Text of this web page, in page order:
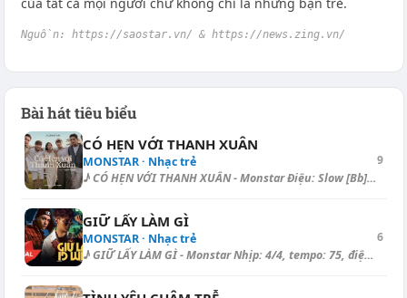
Nguồn: https://saostar.vn/ & https://news.zing.vn/
Bài hát tiêu biểu
CÓ HẸN VỚI THANH XUÂN
MONSTAR · Nhạc trẻ
♪ CÓ HẸN VỚI THANH XUÂN - Monstar Điệu: Slow [Bb] | [Am7] | [Gm7] | [Dm]...
9
GIỮ LẤY LÀM GÌ
MONSTAR · Nhạc trẻ
♪ GIỮ LẤY LÀM GÌ - Monstar Nhịp: 4/4, tempo: 75, điệu: Slow Surf ===== 1...
6